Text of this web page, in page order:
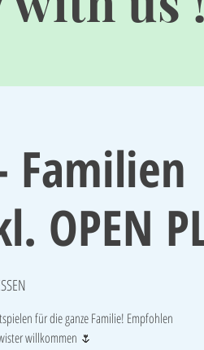
Familien
OPEN
für die ganze Familie! Empfohlen
willkommen 🌷